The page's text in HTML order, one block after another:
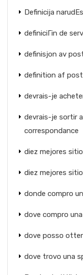
Definicija
definiciГіn de
definisjon av
definition af
devrais-je
devrais-je sortir
correspondance
diez mejores
diez mejores
donde compro
dove compro
dove posso
dove trovo una